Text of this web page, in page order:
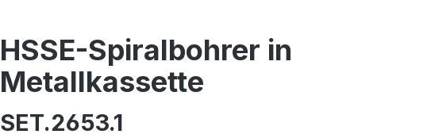
HSSE-Spiralbohrer in
Metallkassette
SET.2653.1